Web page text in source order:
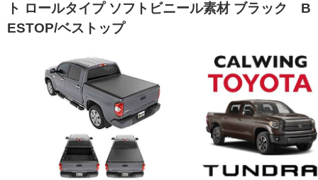
ト ロールタイプ ソフトビニール素材 ブラック B
ESTOP/ベストップ